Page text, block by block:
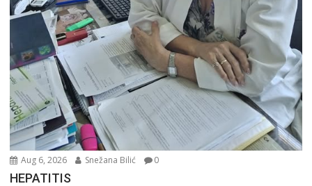
Aug 6, 2026 Snežana Bilić 0
HEPATITIS